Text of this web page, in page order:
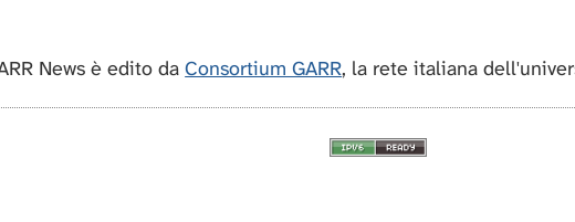
News è edito daConsortium GARR, la rete italiana